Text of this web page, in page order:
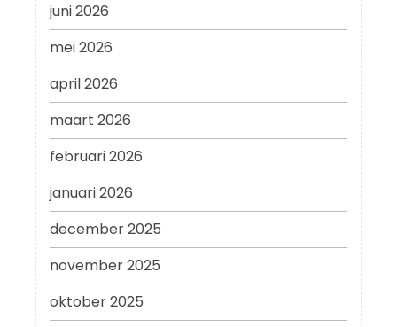
juni 2026
mei 2026
april 2026
maart 2026
februari 2026
januari 2026
december 2025
november 2025
oktober 2025